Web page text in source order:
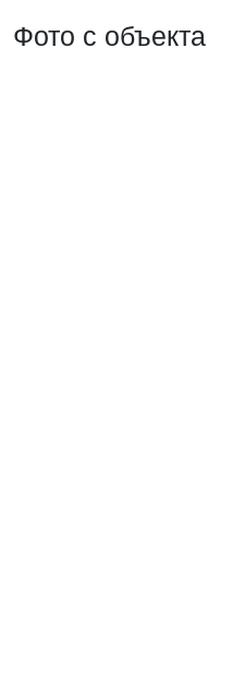
Фото с объекта